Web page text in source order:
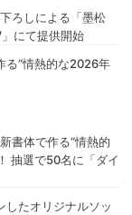
る“情熱的な2026年
したオリジナルソッ